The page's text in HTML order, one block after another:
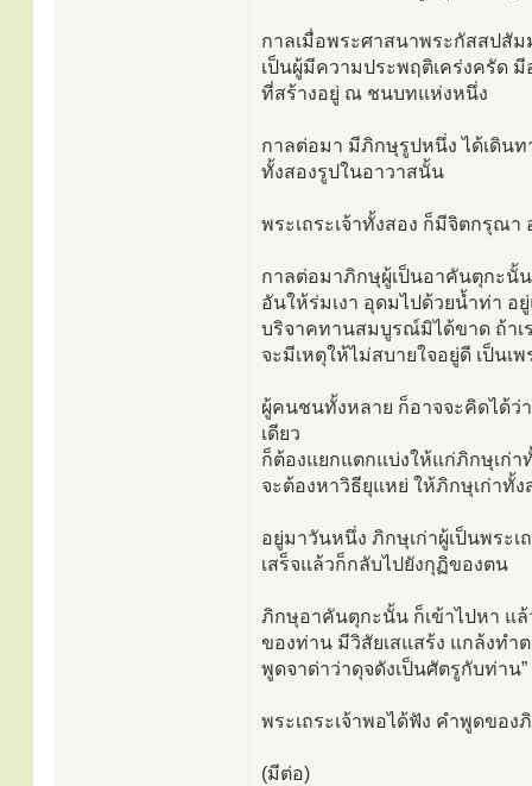
กาลเมื่อพระศาสนาพระกัสสปสั
เป็นผู้มีความประพฤติเคร่งครัด
ที่สร้างอยู่ ณ ชนบทแห่งหนึ่ง
กาลต่อมา มีภิกษุรูปหนึ่ง ได้เดิน
ทั้งสองรูปในอาวาสนั้น
พระเถระเจ้าทั้งสอง ก็มีจิตกรุณ
กาลต่อมาภิกษุผู้เป็นอาคันตุกะนั้
อันให้ร่มเงา อุดมไปด้วยน้ำท่า
บริจาคทานสมบูรณ์มิได้ขาด ถ้าเ
จะมีเหตุให้ไม่สบายใจอยู่ดี เป็นเ
ผู้คนชนทั้งหลาย ก็อาจจะคิดได้ว่า
เดียว
ก็ต้องแยกแตกแบ่งให้แก่ภิกษุเก่า
จะต้องหาวิธียุแหย่ ให้ภิกษุเก่าทั้
อยู่มาวันหนึ่ง ภิกษุเก่าผู้เป็นพระ
เสร็จแล้วก็กลับไปยังกุฏิของตน
ภิกษุอาคันตุกะนั้น ก็เข้าไปหา แล้
ของท่าน มีวิสัยเสแสร้ง แกล้งทำ
พูดจาด่าว่าดุจดังเป็นศัตรูกับท่าน”
พระเถระเจ้าพอได้ฟัง คำพูดของ
(มีต่อ)